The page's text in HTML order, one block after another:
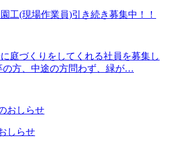
(現場作業員)引き続き募集中！！
庭づくりをしてくれる社員を募集し
の方、中途の方問わず、緑が…
しらせ